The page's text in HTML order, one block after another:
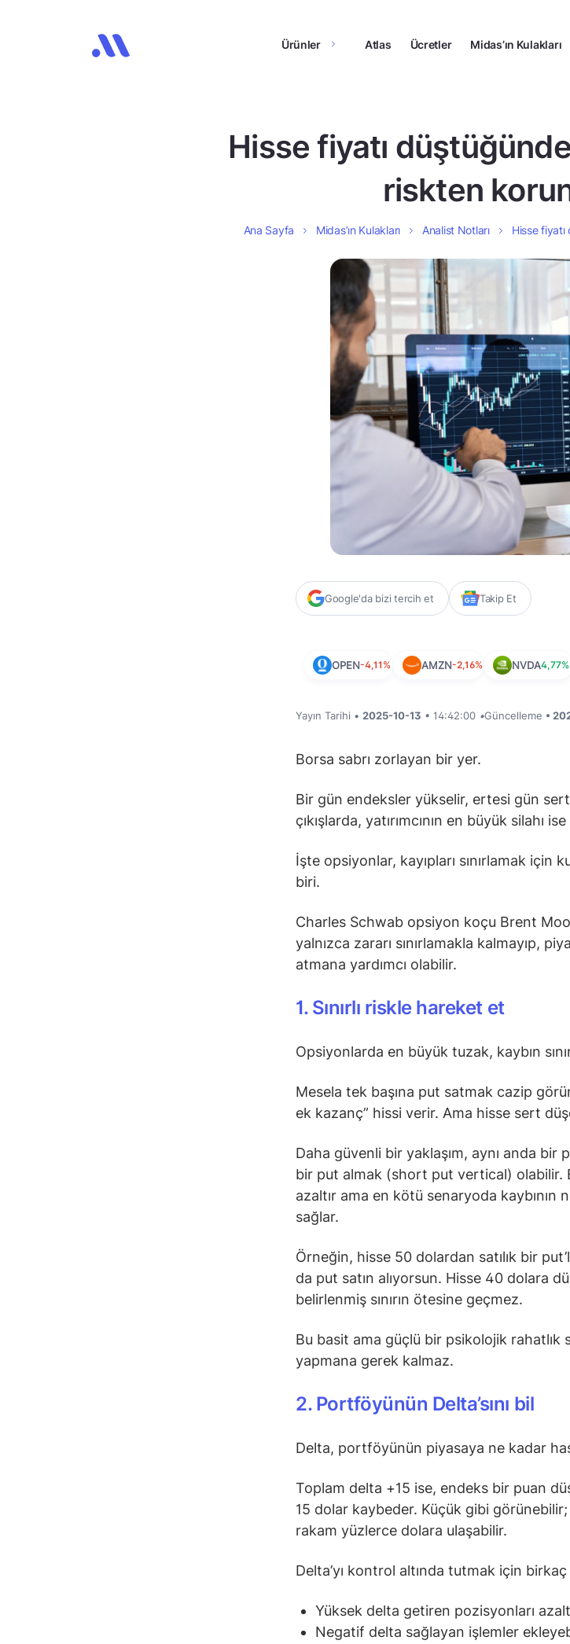
Ürünler Atlas Ücretler Midas’ın Kulakları
Hisse fiyatı
riskten
Ana Sayfa Midas’ın Kulakları Analist Notları Hisse
Google'da bizi tercih et Takip Et
OPEN-4,11% AMZN-2,16% NVDA4,77%
Yayın Tarihi • 2025-10-13 • 14:42:00 •Güncelleme •
Borsa sabrı zorlayan bir yer.
Bir gün endeksler yükselir, ertesi gün
çıkışlarda, yatırımcının en büyük silahı
İşte opsiyonlar, kayıpları sınırlamak için
biri.
Charles Schwab opsiyon koçu Brent
yalnızca zararı sınırlamakla kalmayıp,
atmana yardımcı olabilir.
1. Sınırlı riskle hareket et
Opsiyonlarda en büyük tuzak, kaybın
Mesela tek başına put satmak cazip
ek kazanç” hissi verir. Ama hisse sert
Daha güvenli bir yaklaşım, aynı anda bir
bir put almak (short put vertical) olabilir.
azaltır ama en kötü senaryoda kaybının
sağlar.
Örneğin, hisse 50 dolardan satılık bir
da put satın alıyorsun. Hisse 40 dolara
belirlenmiş sınırın ötesine geçmez.
Bu basit ama güçlü bir psikolojik rahatlık
yapmana gerek kalmaz.
2. Portföyünün Delta’sını bil
Delta, portföyünün piyasaya ne kadar
Toplam delta +15 ise, endeks bir puan
15 dolar kaybeder. Küçük gibi
rakam yüzlerce dolara ulaşabilir.
Delta’yı kontrol altında tutmak için
Yüksek delta getiren pozisyonları
Negatif delta sağlayan işlemler